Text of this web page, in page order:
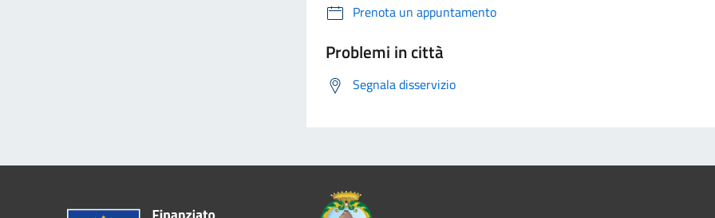
Prenota un appuntamento
Problemi in città
Segnala disservizio